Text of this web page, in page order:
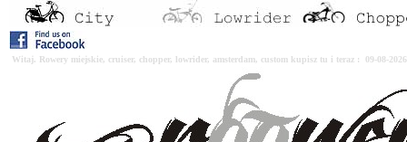
Witaj. Rowery miejskie, cruiser, chopper, lowrider, amsterdam, custom kupisz tu i teraz : 09-08-